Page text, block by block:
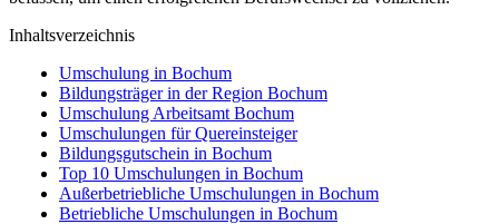
Inhaltsverzeichnis
Umschulung in Bochum
Bildungsträger in der Region Bochum
Umschulung Arbeitsamt Bochum
Umschulungen für Quereinsteiger
Bildungsgutschein in Bochum
Top 10 Umschulungen in Bochum
Außerbetriebliche Umschulungen in Bochum
Betriebliche Umschulungen in Bochum